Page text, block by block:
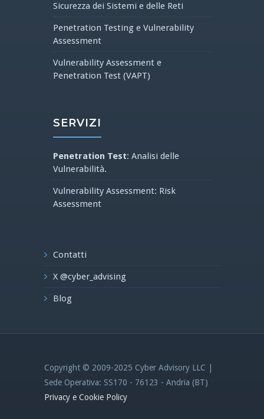
Sicurezza dei Sistemi e delle Reti
Penetration Testing e Vulnerability
Assessment
Vulnerability Assessment e
Penetration Test (VAPT)
SERVIZI
Penetration Test: Analisi delle
Vulnerabilità.
Vulnerability Assessment: Risk
Assessment
Contatti
X @cyber_advising
Blog
Copyright © 2009-2025 Cyber Advisory LLC |
Sede Operativa: SS170 - 76123 - Andria (BT)
Privacy e Cookie Policy